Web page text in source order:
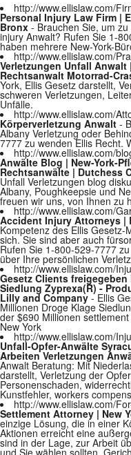
http://www.ellislaw.com/
Personal Injury Law Firm |
Bronx - Brauchen Sie, um
injury Anwalt? Rufen Sie 1-
haben mehrere New-York-
http://www.ellislaw.com/
Verletzungen Unfall
Rechtsanwalt Motorrad-
York, Ellis Gesetz darstellt,
schweren Verletzungen,
Unfälle.
http://www.ellislaw.com/
Körperverletzung Anwalt -
Albany Verletzung oder
7777 zu wenden Ellis Recht.
http://www.ellislaw.com/
Anwälte Blog | New-York-
Rechtsanwälte | Dutchess
Unfall Verletzungen blog
Albany, Poughkeepsie und
freuen wir uns, von Ihnen zu
http://www.ellislaw.com/
Accident Injury Attorneys |
Kompetenz des Ellis
sich. Sie sind aber auch
Rufen Sie 1-800-529-7777
über Ihre persönlichen
http://www.ellislaw.com/
Gesetz Clients
Siedlung Zyprexa(R) -
Lilly and Company - Ellis
Millionen Droge Klage
der $690 Millionen
New York
http://www.ellislaw.com/
Unfall-Opfer-Anwälte
Arbeiten Verletzungen
Anwalt Beratung: Mit
darstellt, Verletzung der
Personenschaden,
Kunstfehler, workers
http://www.ellislaw.com/
Settlement Attorney | New
einzige Lösung, die in einer
Aktionen erreicht eine
sind in der Lage, zur Arbeit
und Sie wählen sollten,